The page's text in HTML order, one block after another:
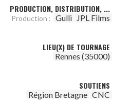
PRODUCTION, DISTRIBUTION, ...
Production : Gulli JPL Films
LIEU(X) DE TOURNAGE
Rennes (35000)
SOUTIENS
Région Bretagne CNC